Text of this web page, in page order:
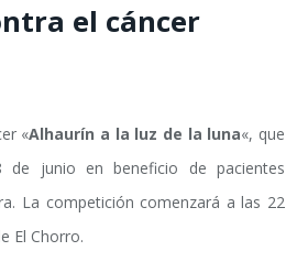
el cáncer
«Alhaurín a la luz de la luna«, que
de junio en beneficio de pacientes
La competición comenzará a las 22
El Chorro.